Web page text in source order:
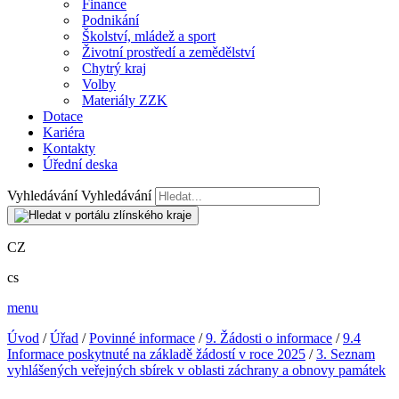
Finance
Podnikání
Školství, mládež a sport
Životní prostředí a zemědělství
Chytrý kraj
Volby
Materiály ZZK
Dotace
Kariéra
Kontakty
Úřední deska
Vyhledávání Vyhledávání
CZ
cs
menu
Úvod /Úřad /Povinné informace /9. Žádosti o informace /9.4
Informace poskytnuté na základě žádostí v roce 2025 /3. Seznam
vyhlášených veřejných sbírek v oblasti záchrany a obnovy památek